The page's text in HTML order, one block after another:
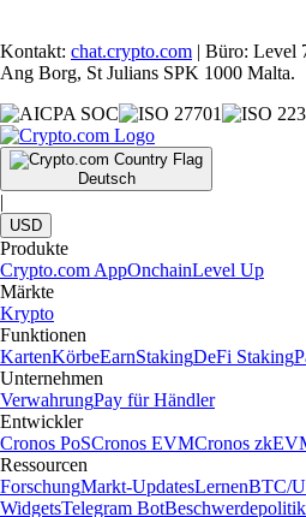
Kontakt: chat.crypto.com | Büro: Level
Ang Borg, St Julians SPK 1000 Malta.
Deutsch
|
USD
Produkte
Crypto.com AppOnchainLevel Up
Märkte
Krypto
Funktionen
KartenKörbeEarnStakingDeFi Staking
Unternehmen
VerwahrungPay für Händler
Entwickler
Cronos PoSCronos EVMCronos
Ressourcen
ForschungMarkt-UpdatesLernenBTC/
WidgetsTelegram BotBeschwerdepolitik